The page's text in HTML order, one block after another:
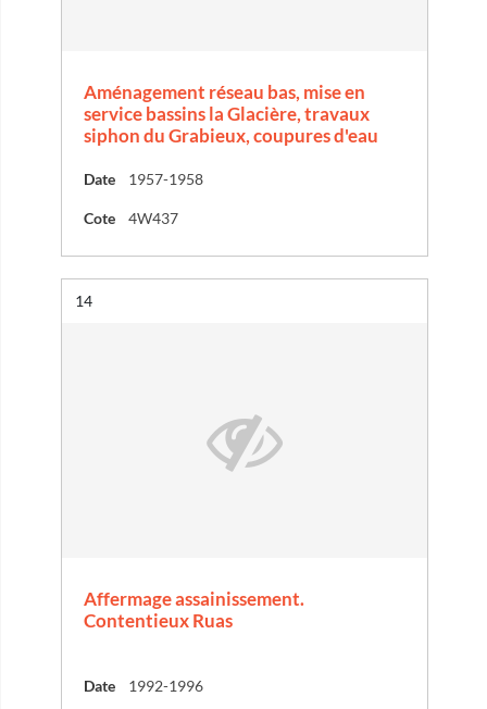
Aménagement réseau bas, mise en
service bassins la Glacière, travaux
siphon du Grabieux, coupures d'eau
Date 1957-1958
Cote 4W437
Résultat n°
14
Affermage assainissement.
Contentieux Ruas
Date 1992-1996